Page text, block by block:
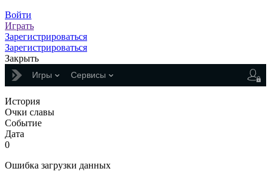
Войти
Играть
Зарегистрироваться
Зарегистрироваться
Закрыть
Игры Сервисы
История
Очки славы
Событие
Дата
0
Ошибка загрузки данных